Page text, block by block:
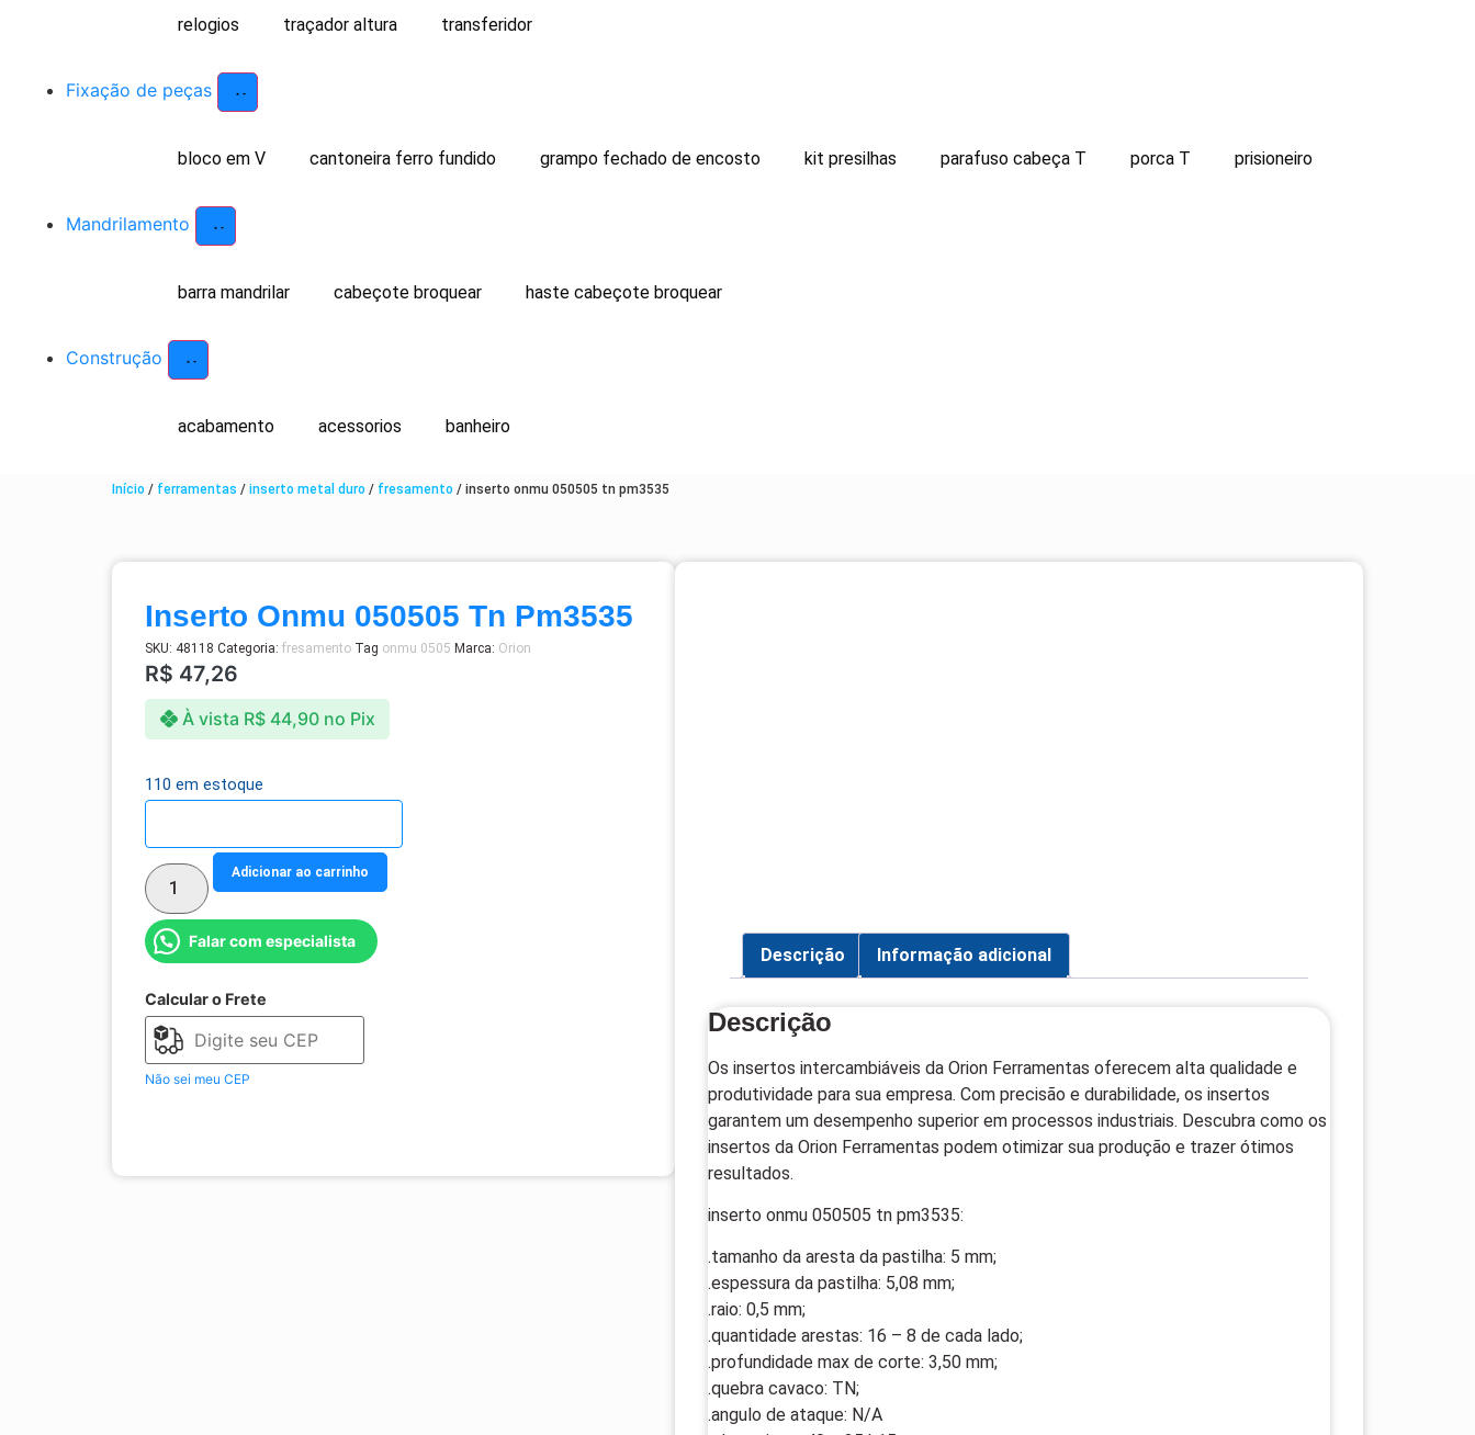
relogios traçador altura transferidor
Fixação de peças
bloco em V cantoneira ferro fundido grampo fechado de encosto kit presilhas parafuso cabeça T porca T prisioneiro
Mandrilamento
barra mandrilar cabeçote broquear haste cabeçote broquear
Construção
acabamento acessorios banheiro
Início / ferramentas / inserto metal duro / fresamento / inserto onmu 050505 tn pm3535
Inserto Onmu 050505 Tn Pm3535
SKU: 48118 Categoria: fresamento Tag onmu 0505 Marca: Orion
R$ 47,26
À vista R$44,90 no Pix
110 em estoque
Adicionar ao carrinho
Falar com especialista
Calcular o Frete
Não sei meu CEP
Descrição Informação adicional
Descrição
Os insertos intercambiáveis da Orion Ferramentas oferecem alta qualidade e
produtividade para sua empresa. Com precisão e durabilidade, os insertos
garantem um desempenho superior em processos industriais. Descubra como os
insertos da Orion Ferramentas podem otimizar sua produção e trazer ótimos
resultados.
inserto onmu 050505 tn pm3535:
.tamanho da aresta da pastilha: 5 mm;
.espessura da pastilha: 5,08 mm;
.raio: 0,5 mm;
.quantidade arestas: 16 – 8 de cada lado;
.profundidade max de corte: 3,50 mm;
.quebra cavaco: TN;
.angulo de ataque: N/A